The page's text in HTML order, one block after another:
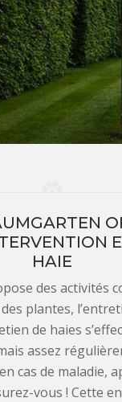
HAIE
des activités
plantes,
de haies
assez
cas de maladie,
vous ! Cette